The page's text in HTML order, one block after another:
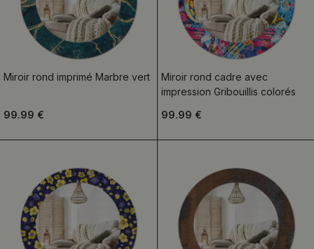
Miroir rond imprimé Marbre vert
99.99 €
Miroir rond cadre avec
impression Gribouillis colorés
99.99 €